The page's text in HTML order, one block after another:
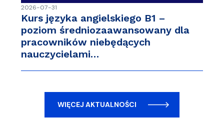
2026-07-31
Kurs języka angielskiego B1 –
poziom średniozaawansowany dla
pracowników niebędących
nauczycielami…
WIĘCEJ AKTUALNOŚCI